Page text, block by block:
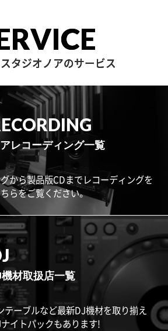
タジオノアのサービス
レコーディング一覧
から製品版CDまでレコーディングを
らをご覧ください。
機材取扱店一覧
テーブルなど最新DJ機材を取り揃え
イトパックもあります!